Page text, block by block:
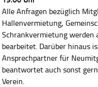
Alle Anfragen bezüglich
Hallenvermietung,
Schrankvermietung werden
bearbeitet. Darüber hinaus
Ansprechpartner für
beantwortet auch sonst
Verein.